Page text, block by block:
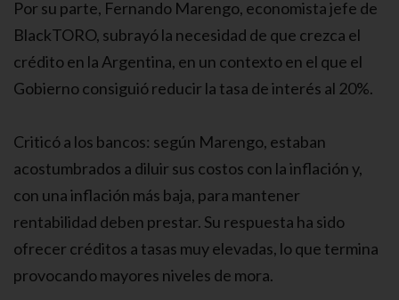
Por su parte, Fernando Marengo, economista jefe de
BlackTORO, subrayó la necesidad de que crezca el
crédito en la Argentina, en un contexto en el que el
Gobierno consiguió reducir la tasa de interés al 20%.
Criticó a los bancos: según Marengo, estaban
acostumbrados a diluir sus costos con la inflación y,
con una inflación más baja, para mantener
rentabilidad deben prestar. Su respuesta ha sido
ofrecer créditos a tasas muy elevadas, lo que termina
provocando mayores niveles de mora.